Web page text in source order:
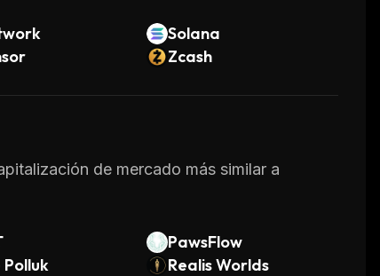
Solana
Zcash
de mercado más similar a
PawsFlow
Polluk Realis Worlds